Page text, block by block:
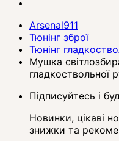
Arsenal911
Тюнінг зброї
Тюнінг
Мушка
гладкоствольної
Підписуйтесь і
Новинки, цікаві
знижки та